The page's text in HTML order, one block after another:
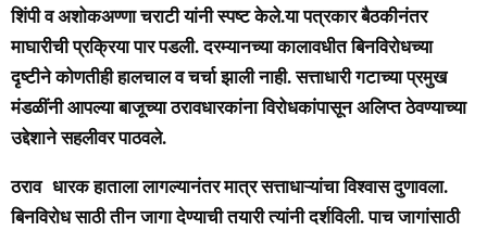
शिंपी व अशोकअण्णा चराटी यांनी स्पष्ट केले.या पत्रकार बैठकीनंतर
माघारीची प्रक्रिया पार पडली. दरम्यानच्या कालावधीत बिनविरोधच्या
दृष्टीने कोणतीही हालचाल व चर्चा झाली नाही. सत्ताधारी गटाच्या प्रमुख
मंडळींनी आपल्या बाजूच्या ठरावधारकांना विरोधकांपासून अलिप्त ठेवण्याच्या
उद्देशाने सहलीवर पाठवले.
ठराव धारक हाताला लागल्यानंतर मात्र सत्ताधाऱ्यांचा विश्वास दुणावला.
बिनविरोध साठी तीन जागा देण्याची तयारी त्यांनी दर्शविली. पाच जागांसाठी